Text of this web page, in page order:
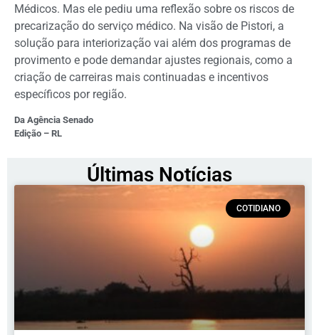
Médicos. Mas ele pediu uma reflexão sobre os riscos de
precarização do serviço médico. Na visão de Pistori, a
solução para interiorização vai além dos programas de
provimento e pode demandar ajustes regionais, como a
criação de carreiras mais continuadas e incentivos
específicos por região.
Da Agência Senado
Edição – RL
Últimas Notícias
COTIDIANO